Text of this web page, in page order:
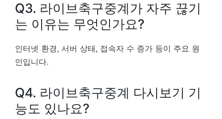
Q3. 라이브축구중계가 자주 끊기
는 이유는 무엇인가요?
인터넷 환경, 서버 상태, 접속자 수 증가 등이 주요 원
인입니다.
Q4. 라이브축구중계 다시보기 기
능도 있나요?